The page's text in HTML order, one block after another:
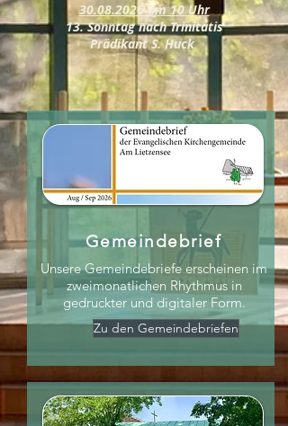
30.08.2026um 10 Uhr
13. Sonntag nach Trinitatis
Prädikant S. Huck
Gemeindebrief
Unsere Gemeindebriefe erscheinen im
zweimonatlichen Rhythmus in
gedruckter und digitaler Form.
Zu den Gemeindebriefen